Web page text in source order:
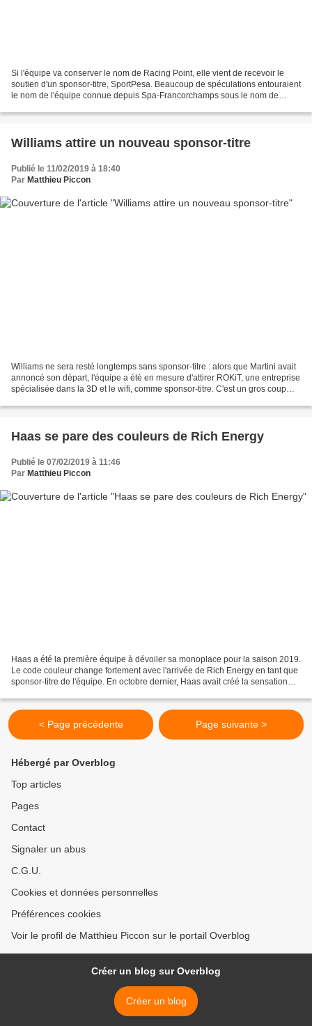
Si l'équipe va conserver le nom de Racing Point, elle vient de recevoir le
soutien d'un sponsor-titre, SportPesa. Beaucoup de spéculations entouraient
le nom de l'équipe connue depuis Spa-Francorchamps sous le nom de
Williams attire un nouveau sponsor-titre
Publié le 11/02/2019 à 18:40
Par Matthieu Piccon
Williams ne sera resté longtemps sans sponsor-titre : alors que Martini avait
annoncé son départ, l'équipe a été en mesure d'attirer ROKiT, une entreprise
spécialisée dans la 3D et le wifi, comme sponsor-titre. C'est un gros coup
Haas se pare des couleurs de Rich Energy
Publié le 07/02/2019 à 11:46
Par Matthieu Piccon
Haas a été la première équipe à dévoiler sa monoplace pour la saison 2019.
Le code couleur change fortement avec l'arrivée de Rich Energy en tant que
sponsor-titre de l'équipe. En octobre dernier, Haas avait créé la sensation
< Page précédente Page suivante >
Hébergé par Overblog
Top articles
Pages
Contact
Signaler un abus
C.G.U.
Cookies et données personnelles
Préférences cookies
Voir le profil de Matthieu Piccon sur le portail Overblog
Créer un blog sur Overblog
Créer un blog